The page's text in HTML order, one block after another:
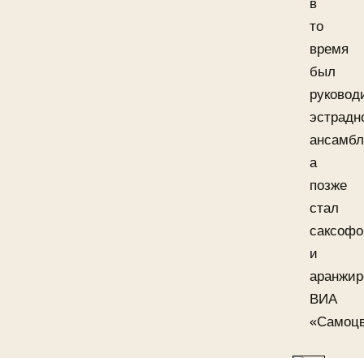
в
то
время
был
а
позже
стал
и
ВИА